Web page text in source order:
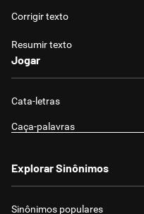
Corrigir texto
Resumir texto
Jogar
Cata-letras
Caça-palavras
Explorar Sinônimos
Sinônimos populares